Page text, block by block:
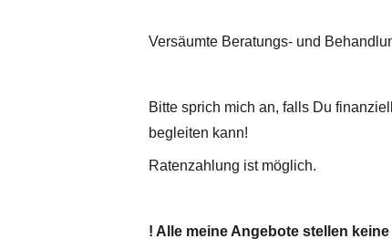
Versäumte Beratungs- und
Bitte sprich mich an, falls Du
begleiten kann!
Ratenzahlung ist möglich.
! Alle meine Angebote stellen